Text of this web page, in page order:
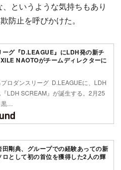
というような気持ちもあり
防止を呼びかけた。
ーグ『D.LEAGUE』にLDH発の新チ
NAOTOがチームディレクターに
プロダンスリーグ D.LEAGUEに、LDH
LDH SCREAM』が誕生する。2月25
…
田剛典、グループでの経験あっての新
として初の首位を獲得した2人の輝